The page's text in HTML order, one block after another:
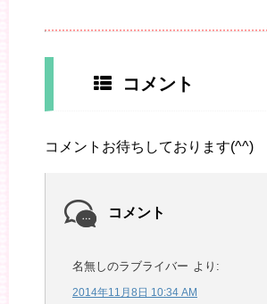
コメント
コメントお待ちしております(^^)
コメント
名無しのラブライバー より:
2014年11月8日 10:34 AM